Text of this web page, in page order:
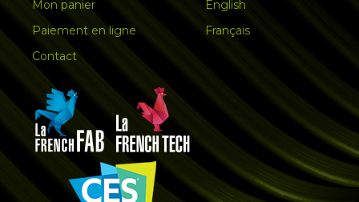
Mon panier
Paiement en ligne
Contact
English
Français